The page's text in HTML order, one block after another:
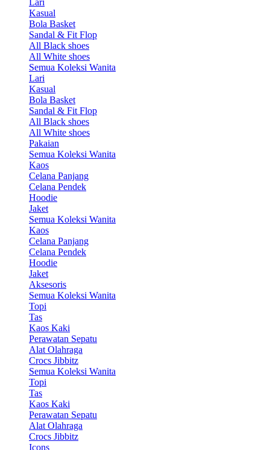
Kasual
Bola Basket
Sandal & Fit Flop
All Black shoes
All White shoes
Semua Koleksi Wanita
Lari
Kasual
Bola Basket
Sandal & Fit Flop
All Black shoes
All White shoes
Pakaian
Semua Koleksi Wanita
Kaos
Celana Panjang
Celana Pendek
Hoodie
Jaket
Semua Koleksi Wanita
Kaos
Celana Panjang
Celana Pendek
Hoodie
Jaket
Aksesoris
Semua Koleksi Wanita
Topi
Tas
Kaos Kaki
Perawatan Sepatu
Alat Olahraga
Crocs Jibbitz
Semua Koleksi Wanita
Topi
Tas
Kaos Kaki
Perawatan Sepatu
Alat Olahraga
Crocs Jibbitz
Icons